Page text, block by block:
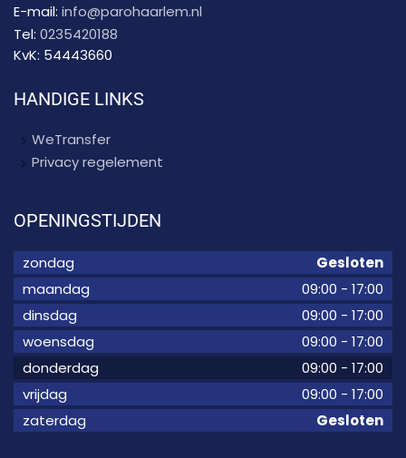
E-mail: info@parohaarlem.nl
Tel: 0235420188
KvK: 54443660
HANDIGE LINKS
WeTransfer
Privacy regelement
OPENINGSTIJDEN
zondag
Gesloten
maandag
09:00 - 17:00
dinsdag
09:00 - 17:00
woensdag
09:00 - 17:00
donderdag
09:00 - 17:00
vrijdag
09:00 - 17:00
zaterdag
Gesloten